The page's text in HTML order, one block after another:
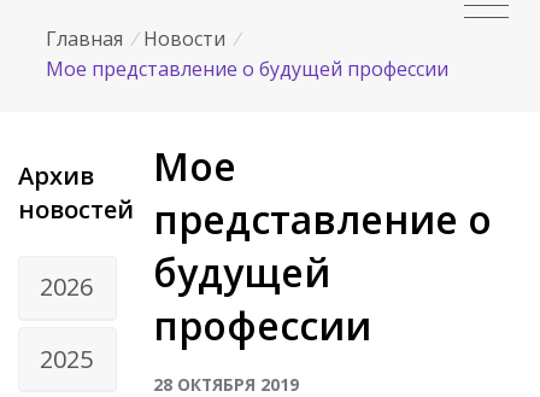
Главная / Новости /
Мое представление о будущей профессии
Архив
новостей
2026
2025
Мое
представление о
будущей
профессии
28 ОКТЯБРЯ 2019